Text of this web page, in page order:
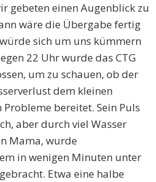
gebeten einen Augenblick zu
wäre die Übergabe fertig
sich um uns kümmern
22 Uhr wurde das CTG
um zu schauen, ob der
dem kleinen
Probleme bereitet. Sein Puls
aber durch viel Wasser
Mama, wurde
in wenigen Minuten unter
Etwa eine halbe